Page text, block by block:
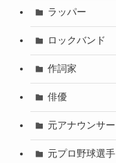
ラッパー
ロックバンド
作詞家
俳優
元アナウンサー
元プロ野球選手